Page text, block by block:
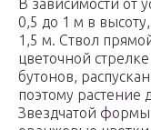
В зависимости от
0,5 до 1 м в
1,5 м. Ствол
цветочной
бутонов,
поэтому растение
Звездчатой